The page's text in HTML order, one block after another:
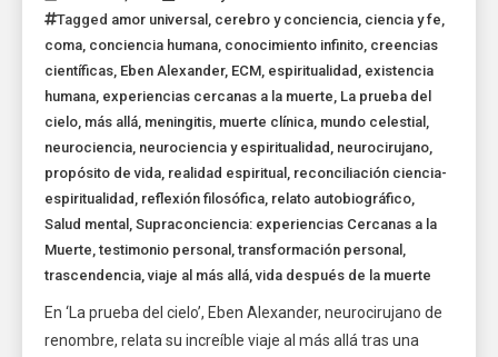
Tagged amor universal cerebro y conciencia ciencia y fe
coma conciencia humana conocimiento infinito creencias
científicas Eben Alexander, ECM espiritualidad existencia
humana experiencias cercanas a la muerte La prueba del
cielo más allá meningitis muerte clínica mundo celestial
neurociencia neurociencia y espiritualidad neurocirujano
propósito de vida realidad espiritual
reconciliación ciencia-
espiritualidad reflexión filosófica relato autobiográfico
Salud mental ,Supraconciencia: experiencias Cercanas a la
Muerte ,testimonio personal ,transformación personal
trascendencia ,viaje al más allá ,vida después de la muerte
En ‘La prueba del cielo’, Eben Alexander, neurocirujano de
renombre, relata su increíble viaje al más allá tras una